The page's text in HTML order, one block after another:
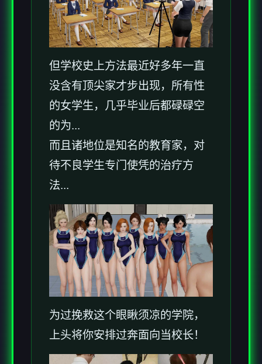
但学校史上方法最近好多年一直
没含有顶尖家才步出现，所有性
的女学生，几乎毕业后都碌碌空
的为...
而且诸地位是知名的教育家，对
待不良学生专门使凭的治疗方
法...
为过挽救这个眼瞅须凉的学院，
上头将你安排过奔面向当校长！